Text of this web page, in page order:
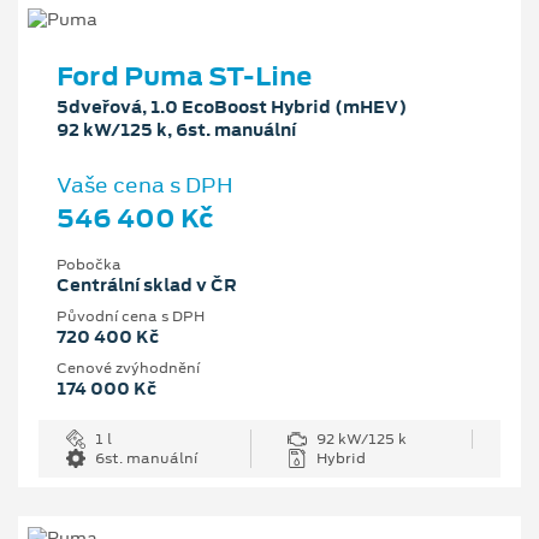
Ford Puma ST-Line
5dveřová, 1.0 EcoBoost Hybrid (mHEV)
92 kW/125 k, 6st. manuální
Vaše cena s DPH
546 400 Kč
Pobočka
Centrální sklad v ČR
Původní cena s DPH
720 400 Kč
Cenové zvýhodnění
174 000 Kč
1 l
92 kW/125 k
6st. manuální
Hybrid